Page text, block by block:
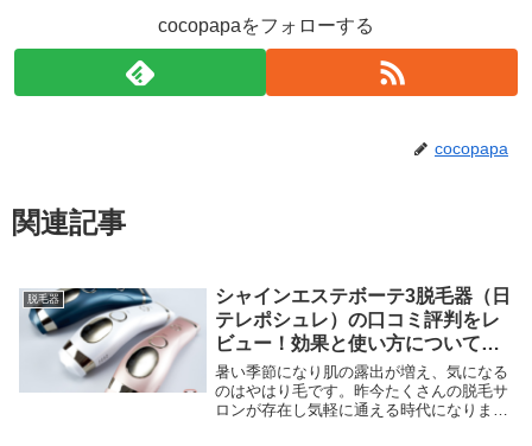
cocopapaをフォローする
cocopapa
関連記事
脱毛器
シャインエステボーテ3脱毛器（日
テレポシュレ）の口コミ評判をレ
ビュー！効果と使い方についても
調査！
暑い季節になり肌の露出が増え、気になる
のはやはり毛です。昨今たくさんの脱毛サ
ロンが存在し気軽に通える時代になりまし